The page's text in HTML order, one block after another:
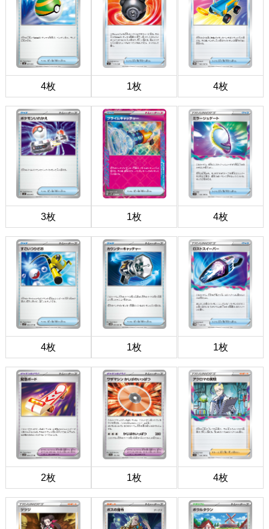
4枚 1枚 4枚
3枚 1枚 4枚
4枚 1枚 1枚
2枚 1枚 4枚